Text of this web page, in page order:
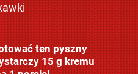
ten pyszny
15 g kremu